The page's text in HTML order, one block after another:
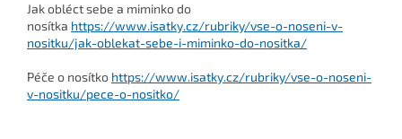
Jak obléct sebe a miminko do
nosítka https://www.isatky.cz/rubriky/vse-o-noseni-v-
nositku/jak-oblekat-sebe-i-miminko-do-nositka/
Péče o nosítko https://www.isatky.cz/rubriky/vse-o-noseni-
v-nositku/pece-o-nositko/